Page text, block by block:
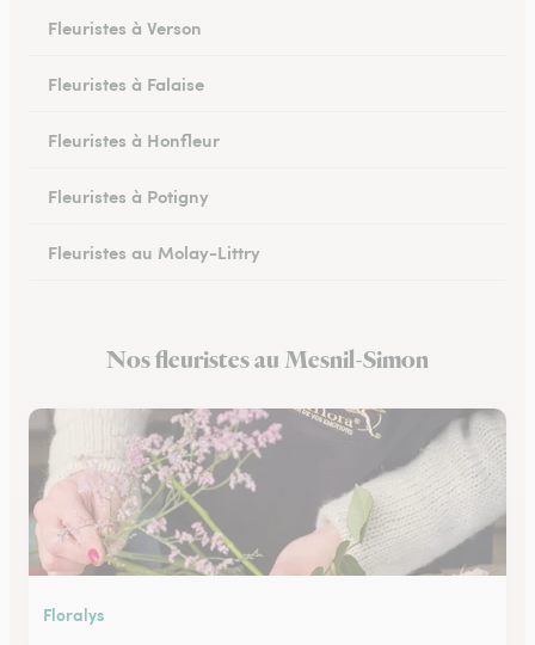
Fleuristes à Verson
Fleuristes à Falaise
Fleuristes à Honfleur
Fleuristes à Potigny
Fleuristes au Molay-Littry
Fleuristes à Saint-Martin-de-Fontenay
Nos fleuristes au Mesnil-Simon
Floralys